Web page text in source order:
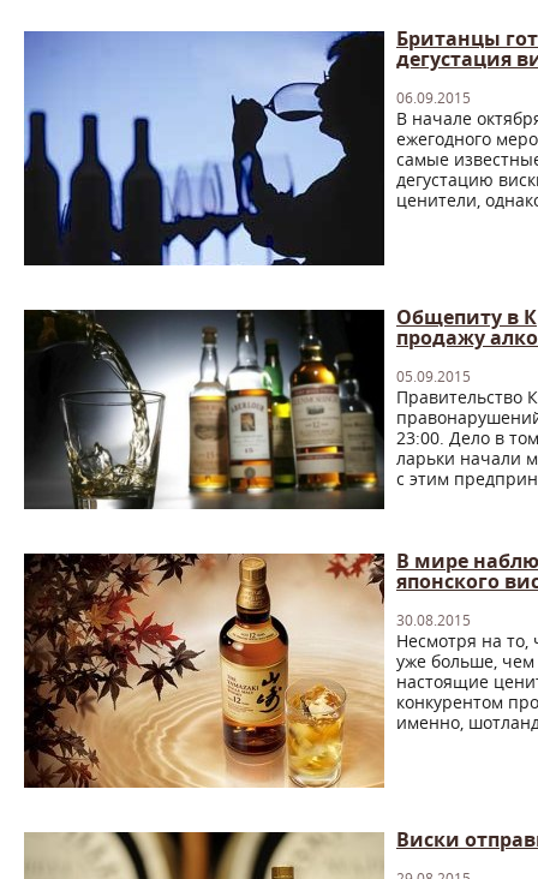
Британцы
дегустация
06.09.2015
В начале
ежегодного
самые
дегустацию
ценители,
Общепиту в
продажу
05.09.2015
Правительство
23:00. Дело в
ларьки начали
с этим
В мире
японского
30.08.2015
Несмотря на то,
уже больше, чем
настоящие
конкурентом
именно,
Виски